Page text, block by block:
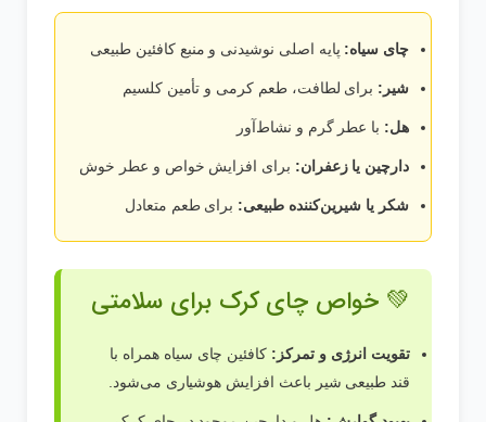
چای سیاه: پایه اصلی نوشیدنی و منبع کافئین طبیعی
شیر: برای لطافت، طعم کرمی و تأمین کلسیم
هل: با عطر گرم و نشاط‌آور
دارچین یا زعفران: برای افزایش خواص و عطر خوش
شکر یا شیرین‌کننده طبیعی: برای طعم متعادل
💚 خواص چای کرک برای سلامتی
تقویت انرژی و تمرکز: کافئین چای سیاه همراه با
قند طبیعی شیر باعث افزایش هوشیاری می‌شود.